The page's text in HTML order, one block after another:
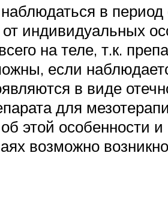
в период
индивидуальных
на теле, т.к.
если
в виде
для
этой особенности
возможно